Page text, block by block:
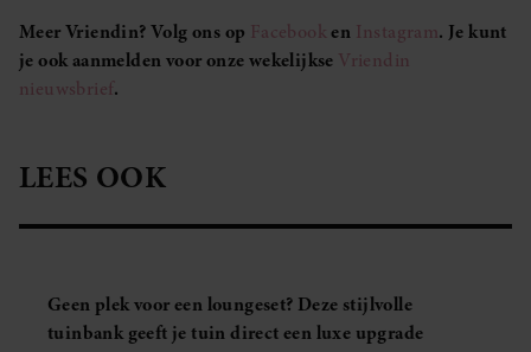
Meer Vriendin? Volg ons op Facebooken Instagram. Je kunt
je ook aanmelden voor onze wekelijkse Vriendin
nieuwsbrief.
LEES OOK
Geen plek voor een loungeset? Deze stijlvolle
tuinbank geeft je tuin direct een luxe upgrade